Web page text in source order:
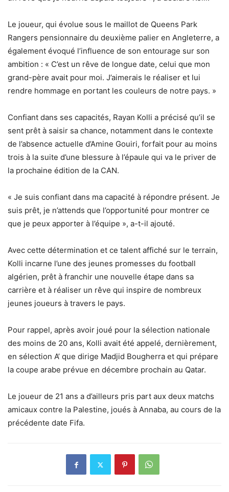
Le joueur, qui évolue sous le maillot de Queens Park
Rangers pensionnaire du deuxième palier en Angleterre, a
également évoqué l’influence de son entourage sur son
ambition : « C’est un rêve de longue date, celui que mon
grand-père avait pour moi. J’aimerais le réaliser et lui
rendre hommage en portant les couleurs de notre pays. »
Confiant dans ses capacités, Rayan Kolli a précisé qu’il se
sent prêt à saisir sa chance, notamment dans le contexte
de l’absence actuelle d’Amine Gouiri, forfait pour au moins
trois à la suite d’une blessure à l’épaule qui va le priver de
la prochaine édition de la CAN.
« Je suis confiant dans ma capacité à répondre présent. Je
suis prêt, je n’attends que l’opportunité pour montrer ce
que je peux apporter à l’équipe », a-t-il ajouté.
Avec cette détermination et ce talent affiché sur le terrain,
Kolli incarne l’une des jeunes promesses du football
algérien, prêt à franchir une nouvelle étape dans sa
carrière et à réaliser un rêve qui inspire de nombreux
jeunes joueurs à travers le pays.
Pour rappel, après avoir joué pour la sélection nationale
des moins de 20 ans, Kolli avait été appelé, dernièrement,
en sélection A’ que dirige Madjid Bougherra et qui prépare
la coupe arabe prévue en décembre prochain au Qatar.
Le joueur de 21 ans a d’ailleurs pris part aux deux matchs
amicaux contre la Palestine, joués à Annaba, au cours de la
précédente date Fifa.